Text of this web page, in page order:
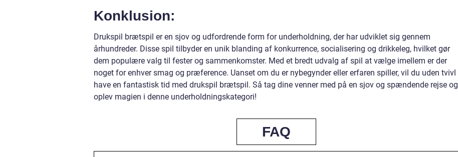
Konklusion:
Drukspil brætspil er en sjov og udfordrende form for underholdning, der har udviklet sig gennem
århundreder. Disse spil tilbyder en unik blanding af konkurrence, socialisering og drikkeleg, hvilket gør
dem populære valg til fester og sammenkomster. Med et bredt udvalg af spil at vælge imellem er der
noget for enhver smag og præference. Uanset om du er nybegynder eller erfaren spiller, vil du uden tvivl
have en fantastisk tid med drukspil brætspil. Så tag dine venner med på en sjov og spændende rejse og
oplev magien i denne underholdningskategori!
FAQ